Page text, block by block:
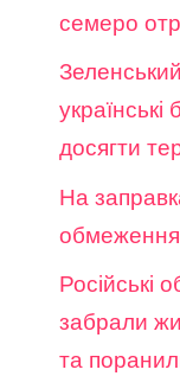
семеро
українські
досягти
На
обмеження
Російські
забрали
та